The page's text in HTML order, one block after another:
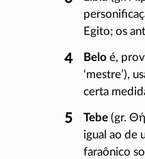
Egito; os
Beloé,
‘mestre’),
certa
Tebe(gr.
igual ao de
faraônico